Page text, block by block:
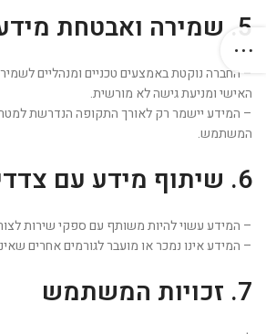
5. שמירה ואבטחת מידע
– החברה נוקטת באמצעים טכניים ומנהליים
האישי ומניעת גישה לא מורשית.
– המידע יישמר רק לאורך התקופה הנדרשת
המשתמש.
6. שיתוף מידע עם צדדים שלישיים
– המידע עשוי להיות משותף עם ספקי שירות
– המידע אינו נמכר או מועבר לגורמים אחרים
7. זכויות המשתמש